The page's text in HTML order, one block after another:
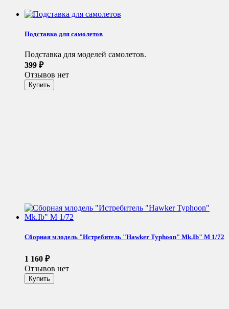
Подставка для самолетов
Подставка для моделей самолетов.
399 ₽
Отзывов нет
Сборная млодель "Истребитель "Hawker Typhoon" Mk.Ib" М 1/72
1 160 ₽
Отзывов нет